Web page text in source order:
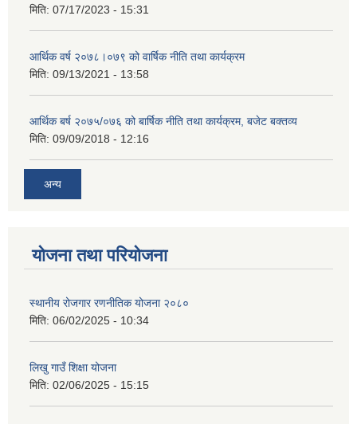
मिति: 07/17/2023 - 15:31
आर्थिक वर्ष २०७८।०७९ को वार्षिक नीति तथा कार्यक्रम
मिति: 09/13/2021 - 13:58
आर्थिक बर्ष २०७५/०७६ को बार्षिक नीति तथा कार्यक्रम, बजेट बक्तव्य
मिति: 09/09/2018 - 12:16
अन्य
योजना तथा परियोजना
स्थानीय रोजगार रणनीतिक योजना २०८०
मिति: 06/02/2025 - 10:34
लिखु गाउँ शिक्षा योजना
मिति: 02/06/2025 - 15:15